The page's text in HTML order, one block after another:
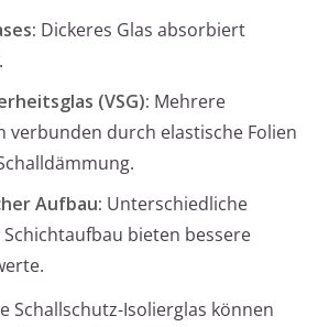
Dickeres Glas absorbiert
(VSG): Mehrere
verbunden durch elastische Folien
Aufbau: Unterschiedliche
Schichtaufbau bieten bessere
Schallschutz-Isolierglas können